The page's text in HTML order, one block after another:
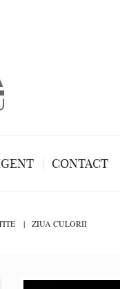
CONTACT
ZIUA CULORII